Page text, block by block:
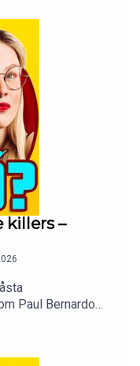
killers –
Paul Bernardo
ur den här
tw: sexuellt
och